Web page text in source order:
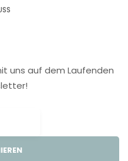
uns auf dem Laufenden